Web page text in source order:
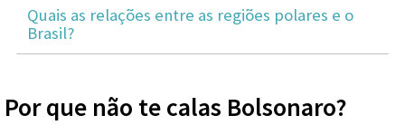
Quais as relações entre as regiões polares e o
Brasil?
Por que não te calas Bolsonaro?